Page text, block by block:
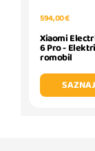
594,00 €
Xiaomi
6 Pro -
romobil